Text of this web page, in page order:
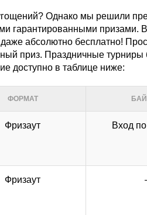
Однако мы решили
гарантированными призами.
абсолютно бесплатно!
приз. Праздничные турниры
доступно в таблице ниже:
ФОРМАТ
Фризаут Вход
Фризаут